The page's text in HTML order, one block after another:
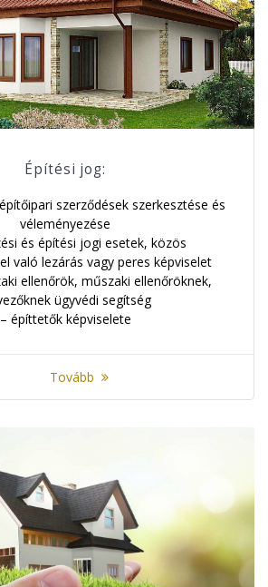
Építési jog:
szerződések szerkesztése és
véleményezése
és építési jogi esetek, közös
való lezárás vagy peres képviselet
ellenőrök, műszaki ellenőröknek,
ügyvédi segítség
– építtetők képviselete
Tovább